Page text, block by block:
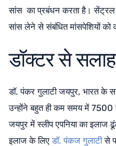
सांस का प्रबंधन करता है। सेंट्रल
सांस लेने से संबंधित मांसपेशियों
डॉक्टर से
डॉ. पंकर गुलाटी जयपुर, भारत के
उन्होंने बहुत ही कम समय में 7500
जयपुर में स्लीप एपनिया का इलाज
इलाज के लिएडॉ. पंकज गुलाटीसे